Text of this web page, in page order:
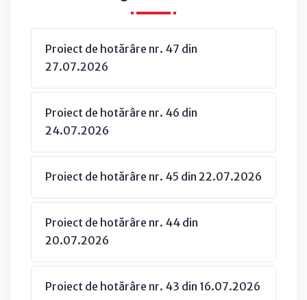
Proiect de hotărâre nr. 47 din
27.07.2026
Proiect de hotărâre nr. 46 din
24.07.2026
Proiect de hotărâre nr. 45 din 22.07.2026
Proiect de hotărâre nr. 44 din
20.07.2026
Proiect de hotărâre nr. 43 din 16.07.2026